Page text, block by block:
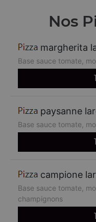
Nos
margherita
Base sauce tomate,
paysanne
Base sauce tomate,
campione
Base sauce tomate,
champignons